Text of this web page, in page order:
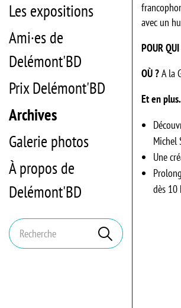
Les expositions
Ami·es de
Delémont'BD
Prix Delémont'BD
Archives
Galerie photos
À propos de
Delémont'BD
Mots
clés
Rechercher
avec un
POUR
OÙ ?A la
Et en
Michel
Une
dès 10